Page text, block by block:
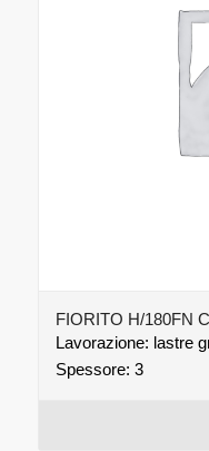
FIORITO H/180FN
Lavorazione: lastre
Spessore: 3